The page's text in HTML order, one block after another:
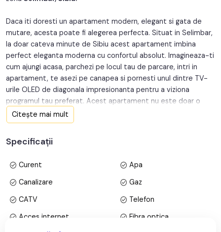
Structura: Caramida
Orientare: Vest
Daca iti doresti un apartament modern, elegant si gata de
mutare, acesta poate fi alegerea perfecta. Situat in Selimbar,
la doar cateva minute de Sibiu acest apartament imbina
perfect eleganta moderna cu confortul absolut. Imagineaza-ti
cum ajungi acasa, parchezi pe locul tau de parcare, intri in
apartament, te asezi pe canapea si pornesti unul dintre TV-
urile OLED de diagonala impresionanta pentru a viziona
programul tau preferat. Acest apartament nu este doar o
locuinta, este un spatiu creat pentru experiente, pentru seri
de film memorabile si momente speciale alaturi de cei dragi.
Avantaje majore ale acestui apartament:
• Pretabil investitie sigura;
• Etaj intermediar;
• Locatie ferita de aglomeratie;
Citește mai mult
Specificații
Curent
Apa
Canalizare
Gaz
CATV
Telefon
Acces internet
Fibra optica